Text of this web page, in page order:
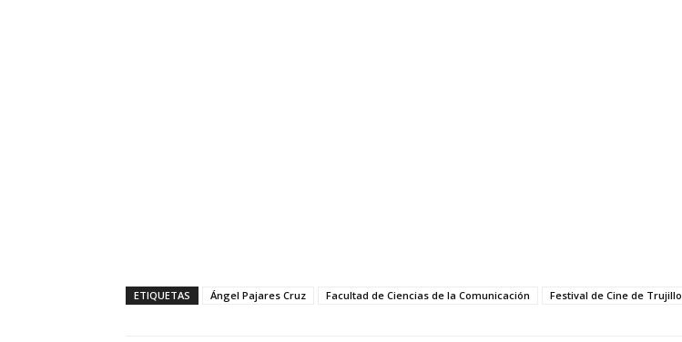
ETIQUETAS Ángel Pajares Cruz Facultad de Ciencias de la Comunicación Festival de Cine de Trujillo